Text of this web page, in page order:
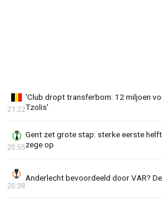
'Club dropt transferbom: 12 miljoen
Tzolis'
21:22
Gent zet grote stap: sterke eerste
zege op
20:55
Anderlecht bevoordeeld door VAR?
20:38